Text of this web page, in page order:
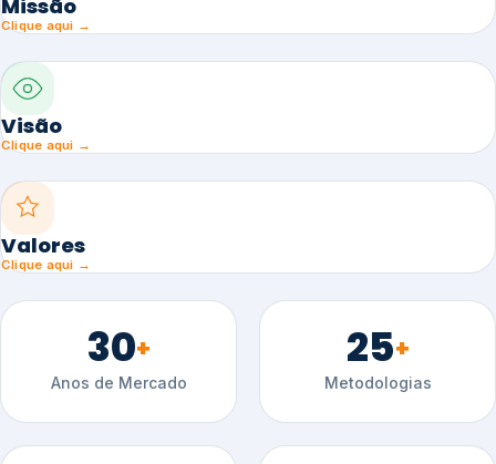
Missão
Clique aqui →
Visão
Clique aqui →
Valores
Clique aqui →
30+
Anos de Mercado
25+
Metodologias